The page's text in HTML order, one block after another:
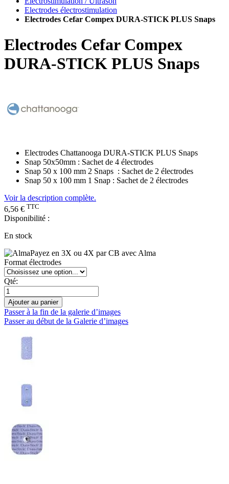
Electrodes électrostimulation
Electrodes Cefar Compex DURA-STICK PLUS Snaps
Electrodes Cefar Compex
DURA-STICK PLUS Snaps
Electrodes Chattanooga DURA-STICK PLUS Snaps
Snap 50x50mm : Sachet de 4 électrodes
Snap 50 x 100 mm 2 Snaps : Sachet de 2 électrodes
Snap 50 x 100 mm 1 Snap : Sachet de 2 électrodes
Voir la description complète.
6,56 € TTC
Disponibilité :
En stock
Payez en 3X ou 4X par CB avec Alma
Format électrodes
Qté:
Ajouter au panier
Passer à la fin de la galerie d’images
Passer au début de la Galerie d’images